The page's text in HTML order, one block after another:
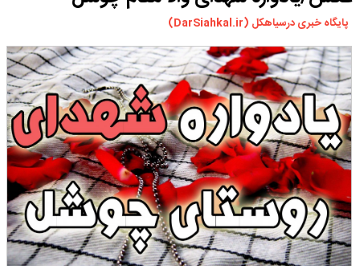
ورزشی
چندرسانه ای
مسیر گردشگری دیلمان
درباره ما
پایگاه خبری درسیاهکل (DarSiahkal.ir)